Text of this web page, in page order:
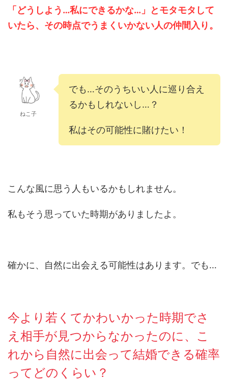
「どうしよう…私にできるかな…」とモタモタして
いたら、その時点でうまくいかない人の仲間入り。
ねこ子
でも…そのうちいい人に巡り合え
るかもしれないし…？
私はその可能性に賭けたい！
こんな風に思う人もいるかもしれません。
私もそう思っていた時期がありましたよ。
確かに、自然に出会える可能性はあります。でも…
今より若くてかわいかった時期でさ
え相手が見つからなかったのに、こ
れから自然に出会って結婚できる確率
ってどのくらい？